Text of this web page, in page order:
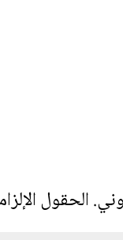
الحقول